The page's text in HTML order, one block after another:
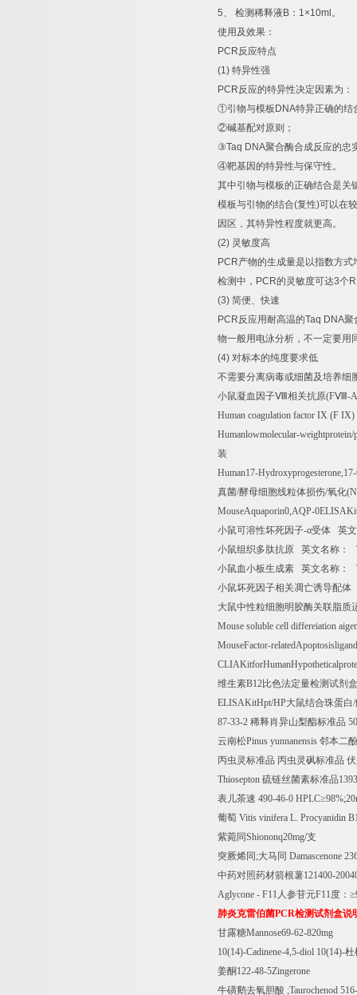
5、 检测稀释液 B ： 1×10ml 。
使用及效果：
PCR反应特点
(1) 特异性强
PCR反应的特异性决定因素为：
①引物与模板 DNA特异正确的结
②碱基配对原则；
③Taq DNA聚合酶合成反应的忠
④靶基因的特异性与保守性。
其中引物与模板的正确结合是关
模板与引物的结合(复性)可以在
因区，其特异性程度就更高。
(2) 灵敏度高
PCR产物的生成量是以指数方式
检测中， PCR的灵敏度可达3个
(3) 简便、快速
PCR反应用耐高温的Taq DNA聚
物一般用电泳分析，不一定要用
(4) 对标本的纯度要求低
不需要分离病毒或细菌及培养细
小鼠凝血因子Ⅷ相关抗原(FⅧ -
Human coagulation factor IX (F
Humanlowmolecular-
装
Human17-
真菌/酵母细胞线粒体损伤/氧化
MouseAquaporin0,AQP-
小鼠可溶性坏死因子-α受体
英
小鼠组织多肽抗原
英文名称：
小鼠血小板生成素
英文名称：
小鼠坏死因子相关凋亡诱导配体
大鼠中性粒细胞明胶酶关联脂质
Mouse soluble cell differeiation
MouseFactor-
维生素B12比色法定量检测试剂盒
ELISAKitHpt/HP大鼠结合珠蛋白/
87-33-2 稀释肖异山梨酯标准品
云南松Pinus yunnanensis 邻本二酚
丙虫灵标准品 丙虫灵砜标准品
Thiosepton 硫链丝菌素标准品
表儿茶速 490-46-0 HPLC≥
葡萄 Vitis vinifera L. Procyanidin
紫菀同Shiononq20mg/支
突厥烯同 ;大马同 Damascenone
中药对照药材箭根薯121400-
Aglycone - F11 人参苷元F11度：≥
肺炎克雷伯菌PCR检测试剂盒说
甘露糖Mannose69-62-820mg
10(14)-Cadinene-4,5-diol 10(14)-杜
姜酮 122-48-5Zingerone
牛磺鹅去氧胆酸 ;Taurochenod